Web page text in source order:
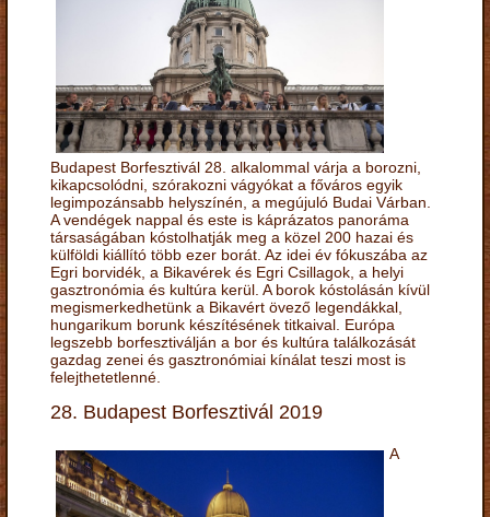
Budapest Borfesztivál 28. alkalommal várja a borozni,
kikapcsolódni, szórakozni vágyókat a főváros egyik
legimpozánsabb helyszínén, a megújuló Budai Várban.
A vendégek nappal és este is káprázatos panoráma
társaságában kóstolhatják meg a közel 200 hazai és
külföldi kiállító több ezer borát. Az idei év fókuszába az
Egri borvidék, a Bikavérek és Egri Csillagok, a helyi
gasztronómia és kultúra kerül. A borok kóstolásán kívül
megismerkedhetünk a Bikavért övező legendákkal,
hungarikum borunk készítésének titkaival. Európa
legszebb borfesztiválján a bor és kultúra találkozását
gazdag zenei és gasztronómiai kínálat teszi most is
felejthetetlenné.
28. Budapest Borfesztivál 2019
A